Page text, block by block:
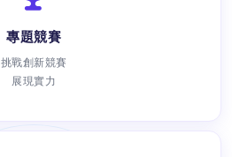
專題競賽
挑戰創新競賽
展現實力